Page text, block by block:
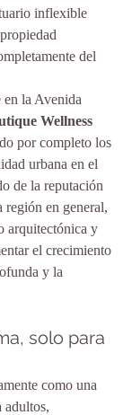
inflexible
del
en la Avenida
Wellness
por completo los
urbana en el
de la reputación
región en general,
arquitectónica y
el crecimiento
y la
solo para
como una
adultos,